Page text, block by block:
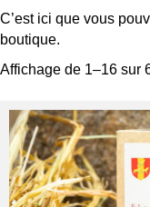
C’est ici que vous
boutique.
Affichage de 1–16 sur